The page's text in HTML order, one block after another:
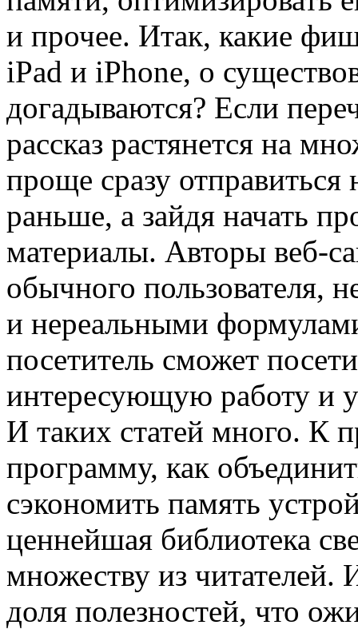
и прочее. Итак, какие
iPad и iPhone, о
догадываются? Если
рассказ растянется на
проще сразу
раньше, а зайдя начать
материалы. Авторы веб-
обычного пользователя,
и нереальными
посетитель сможет
интересующую работу и
И таких статей много. К
программу, как
сэкономить память
ценнейшая библиотека
множеству из читателей.
доля полезностей, что